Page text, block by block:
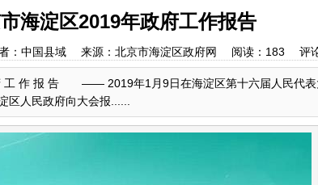
海淀区2019年政府工作报告
：中国县域 来源：北京市海淀区政府网 阅读： 183 评
府 工 作 报 告 —— 2019年1月9日在海淀区第十六届人
人民政府向大会报......